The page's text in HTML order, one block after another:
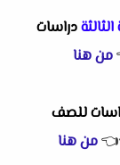
دراسات
من هنا
للصف
👈من هنا